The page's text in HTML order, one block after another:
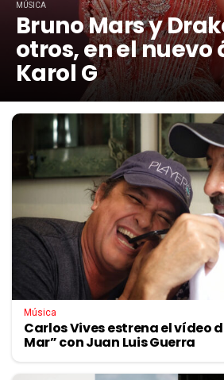
MÚSICA
Bruno Mars y
otros, en el
Karol G
Música
Carlos Vives estrena el vídeo
Mar” con Juan Luis Guerra